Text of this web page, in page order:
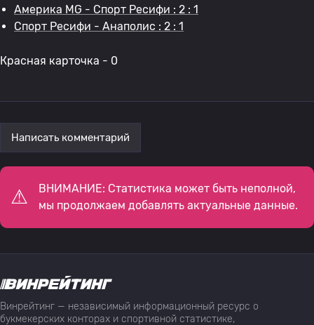
Америка MG - Спорт Ресифи : 2 : 1
Спорт Ресифи - Анаполис : 2 : 1
Красная карточка - 0
Написать комментарий
ВНИМАНИЕ: Статистика может быть неполной,
мы продолжаем добавлять актуальные данные.
Винрейтинг — независимый информационный ресурс о
букмекерских конторах и спортивной статистике,